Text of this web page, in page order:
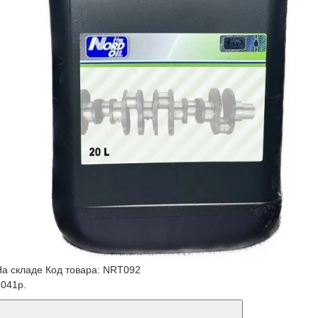
складе Код товара: NRT092